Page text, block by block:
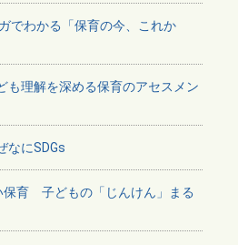
でわかる「保育の今、これか
も理解を深める保育のアセスメン
なにSDGs
保育 子どもの「じんけん」まる